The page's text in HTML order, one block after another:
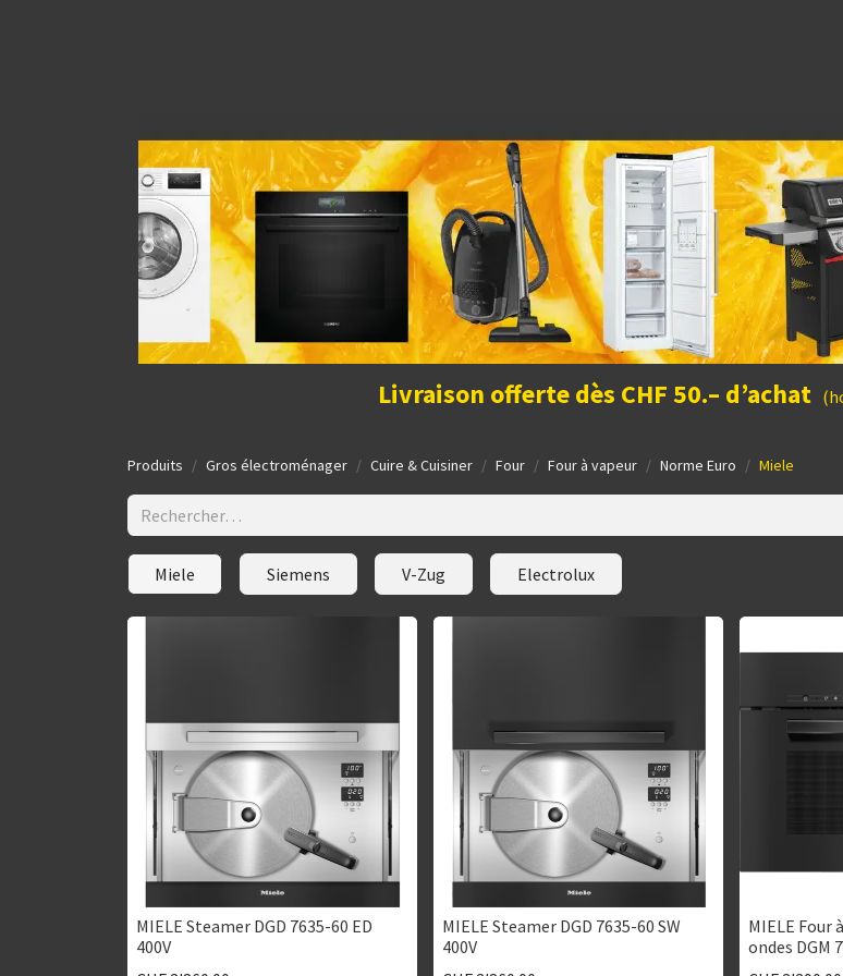
Livraison offerte dès CHF 50.– d’achat
Produits Gros électroménager Cuire & Cuisiner Four Four à vapeur Norme Euro Miele
Miele Siemens V-Zug Electrolux
MIELE Steamer DGD 7635-60 ED
400V
MIELE Steamer DGD 7635-60 SW
400V
MIELE Four
ondes DGM